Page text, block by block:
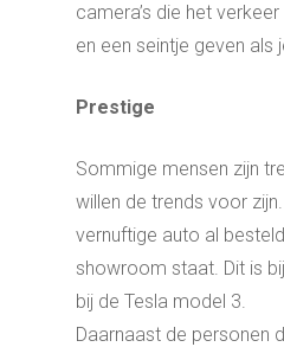
camera’s die het
en een seintje geven als
Prestige
Sommige mensen zijn
willen de trends voor
vernuftige auto al
showroom staat. Dit is
bij de Tesla model 3.
Daarnaast de personen